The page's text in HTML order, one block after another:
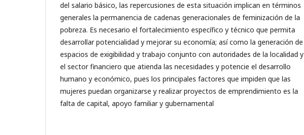
del salario básico, las repercusiones de esta situación implican en términos
generales la permanencia de cadenas generacionales de feminización de la
pobreza. Es necesario el fortalecimiento específico y técnico que permita
desarrollar potencialidad y mejorar su economía; así como la generación de
espacios de exigibilidad y trabajo conjunto con autoridades de la localidad y
el sector financiero que atienda las necesidades y potencie el desarrollo
humano y económico, pues los principales factores que impiden que las
mujeres puedan organizarse y realizar proyectos de emprendimiento es la
falta de capital, apoyo familiar y gubernamental